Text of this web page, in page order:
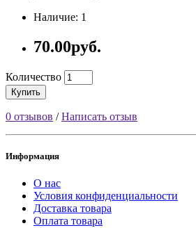
Наличие: 1
70.00руб.
Количество
Купить
0 отзывов /Написать отзыв
Информация
О нас
Условия конфиденциальности
Доставка товара
Оплата товара